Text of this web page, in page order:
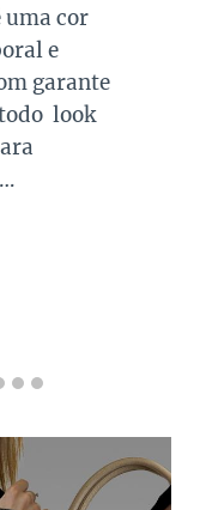
uma cor
e
garante
look